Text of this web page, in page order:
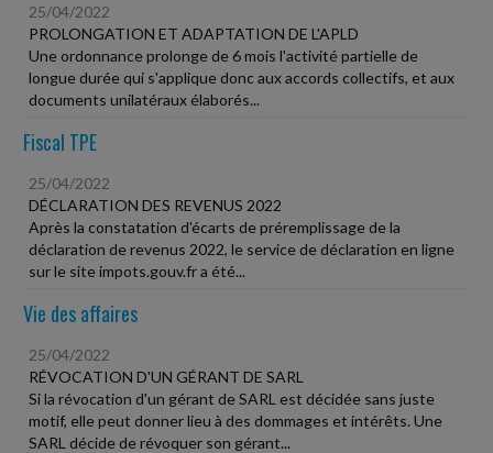
25/04/2022
PROLONGATION ET ADAPTATION DE L'APLD
Une ordonnance prolonge de 6 mois l'activité partielle de
longue durée qui s'applique donc aux accords collectifs, et aux
documents unilatéraux élaborés...
Fiscal TPE
25/04/2022
DÉCLARATION DES REVENUS 2022
Après la constatation d'écarts de préremplissage de la
déclaration de revenus 2022, le service de déclaration en ligne
sur le site impots.gouv.fr a été...
Vie des affaires
25/04/2022
RÉVOCATION D'UN GÉRANT DE SARL
Si la révocation d'un gérant de SARL est décidée sans juste
motif, elle peut donner lieu à des dommages et intérêts. Une
SARL décide de révoquer son gérant...